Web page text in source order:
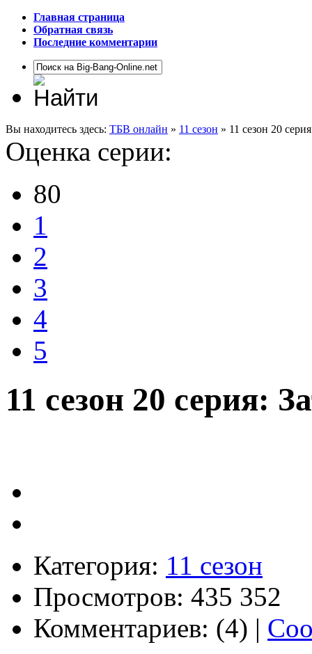
Главная страница
Обратная связь
Последние комментарии
Вы находитесь здесь: ТБВ онлайн » 11 сезон » 11 сезон 20
Оценка серии:
80
1
2
3
4
5
11 сезон 20 серия:
Категория: 11 сезон
Просмотров: 435 352
Комментариев: (4) |